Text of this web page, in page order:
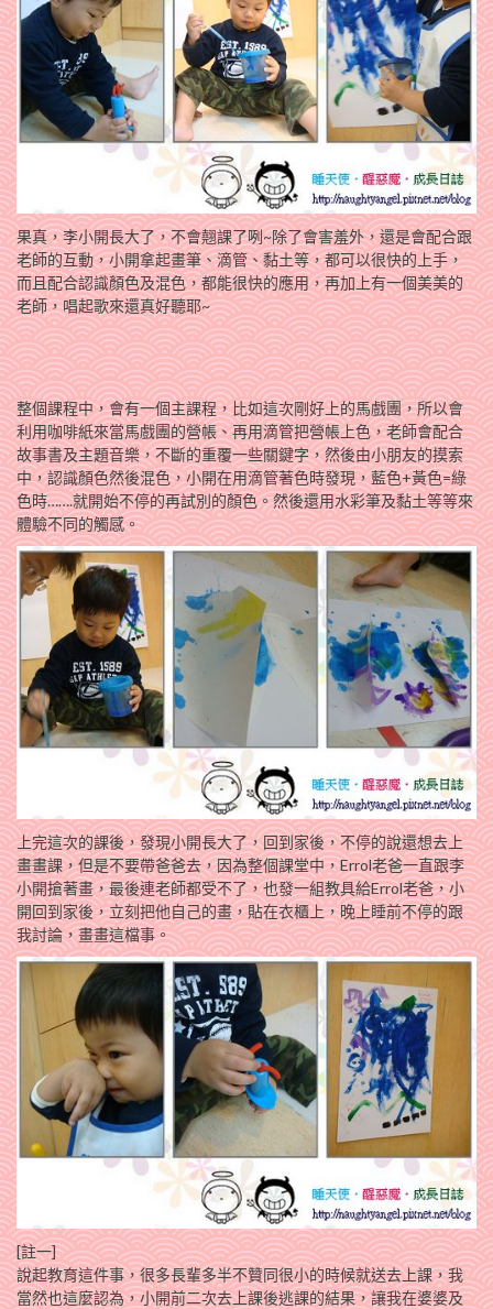
果真，李小開長大了，不會翹課了咧~除了會害羞外，還是會配合跟
老師的互動，小開拿起畫筆、滴管、黏土等，都可以很快的上手，
而且配合認識顏色及混色，都能很快的應用，再加上有一個美美的
老師，唱起歌來還真好聽耶~
整個課程中，會有一個主課程，比如這次剛好上的馬戲團，所以會
利用咖啡紙來當馬戲團的營帳、再用滴管把營帳上色，老師會配合
故事書及主題音樂，不斷的重覆一些關鍵字，然後由小朋友的摸索
中，認識顏色然後混色，小開在用滴管著色時發現，藍色+黃色=綠
色時…….就開始不停的再試別的顏色。然後還用水彩筆及黏土等等來
體驗不同的觸感。
上完這次的課後，發現小開長大了，回到家後，不停的說還想去上
畫畫課，但是不要帶爸爸去，因為整個課堂中，Errol老爸一直跟李
小開搶著畫，最後連老師都受不了，也發一組教具給Errol老爸，小
開回到家後，立刻把他自己的畫，貼在衣櫃上，晚上睡前不停的跟
我討論，畫畫這檔事。
[註一]
說起教育這件事，很多長輩多半不贊同很小的時候就送去上課，我
當然也這麼認為，小開前二次去上課後逃課的結果，讓我在婆婆及